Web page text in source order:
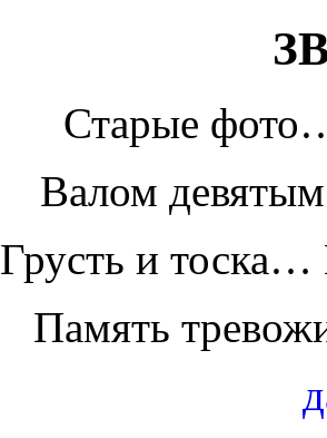
Старые
Валом
Грусть и тоска…
Память